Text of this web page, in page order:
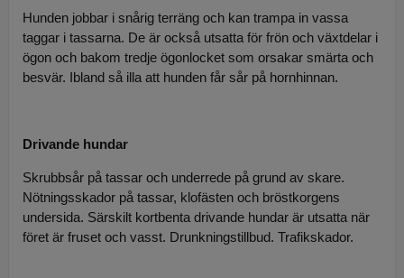
Hunden jobbar i snårig terräng och kan trampa in vassa
taggar i tassarna. De är också utsatta för frön och växtdelar i
ögon och bakom tredje ögonlocket som orsakar smärta och
besvär. Ibland så illa att hunden får sår på hornhinnan.
Drivande hundar
Skrubbsår på tassar och underrede på grund av skare.
Nötningsskador på tassar, klofästen och bröstkorgens
undersida. Särskilt kortbenta drivande hundar är utsatta när
föret är fruset och vasst. Drunkningstillbud. Trafikskador.